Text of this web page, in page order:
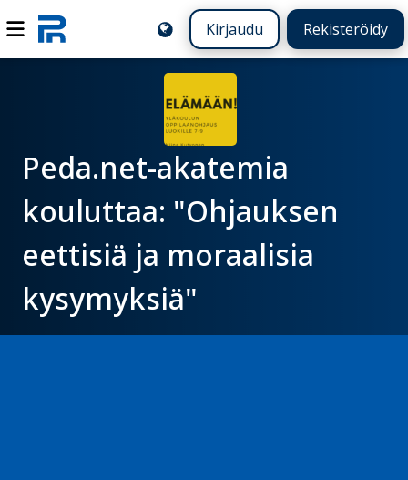
Kirjaudu Rekisteröidy
Peda.net-akatemia
kouluttaa: "Ohjauksen
eettisiä ja moraalisia
kysymyksiä"